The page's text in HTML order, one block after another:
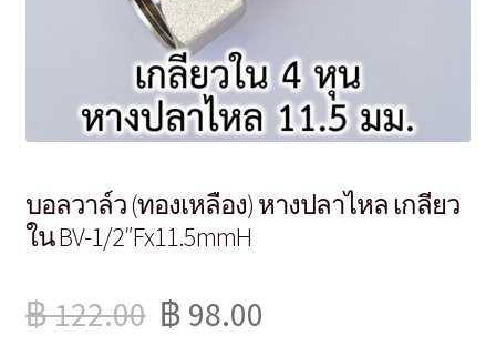
บอลวาล์ว (ทองเหลือง) หางปลาไหล เกลียว
ใน BV-1/2″Fx11.5mmH
฿122.00 ฿ 98.00